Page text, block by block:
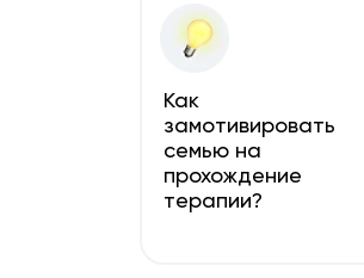
Как
замотивировать
семью на
прохождение
терапии?
а также иерархии
границами,
стереотипами